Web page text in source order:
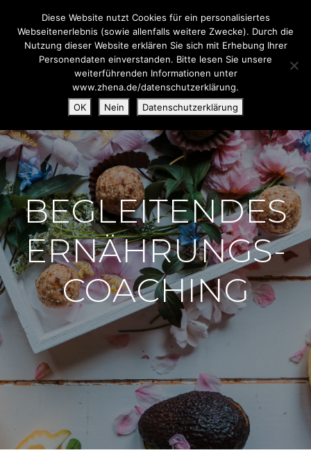
BEGLEITENDES
ERNÄHRUNGS-
COACHING
Diese Website nutzt Cookies für ein personalisiertes
Webseitenerlebnis (sowie allenfalls weitere Zwecke). Durch die
Nutzung dieser Website erklären Sie sich mit Erhebung Ihrer
Personendaten einverstanden. Bitte lesen Sie unsere
weiterführenden Informationen unter
www.zhena.de/datenschutzerklärung.
OK
Nein Datenschutzerklärung